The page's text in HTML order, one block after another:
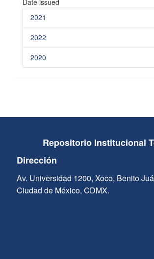
Date issued
2021
2022
2020
Repositorio Institucional
Dirección
Av. Universidad 1200, Xoco, Benito
Ciudad de México, CDMX.